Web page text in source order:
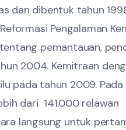
dan dibentuk tahun
Pengalaman
pemantauan,
2004. Kemitraan
pada tahun 2009. Pada
dari 141.000 relawan
langsung untuk